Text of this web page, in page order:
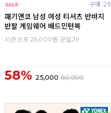
구매 29
패기앤코 남성 여성 티셔츠 반바지
반팔 게임웨어 배드민턴복
시즌오프 25,000원 균일가!
58% 25,000 60,000